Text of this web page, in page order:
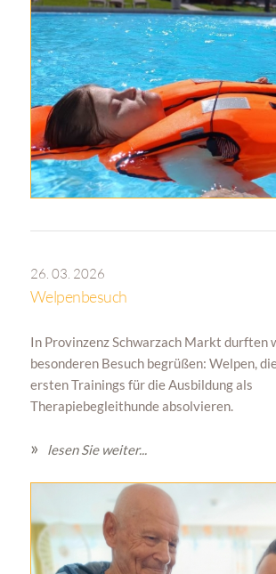
26. 03. 2026
Welpenbesuch
In Provinzenz Schwarzach Markt durften
besonderen Besuch begrüßen: Welpen,
ersten Trainings für die Ausbildung als
Therapiebegleithunde absolvieren.
lesen Sie weiter...